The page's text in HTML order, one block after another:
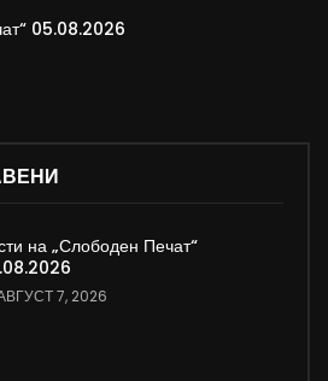
05.08.2026
на „Слободен Печат“
7, 2026